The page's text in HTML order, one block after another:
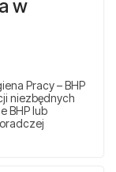
w
Pracy – BHP
niezbędnych
BHP lub